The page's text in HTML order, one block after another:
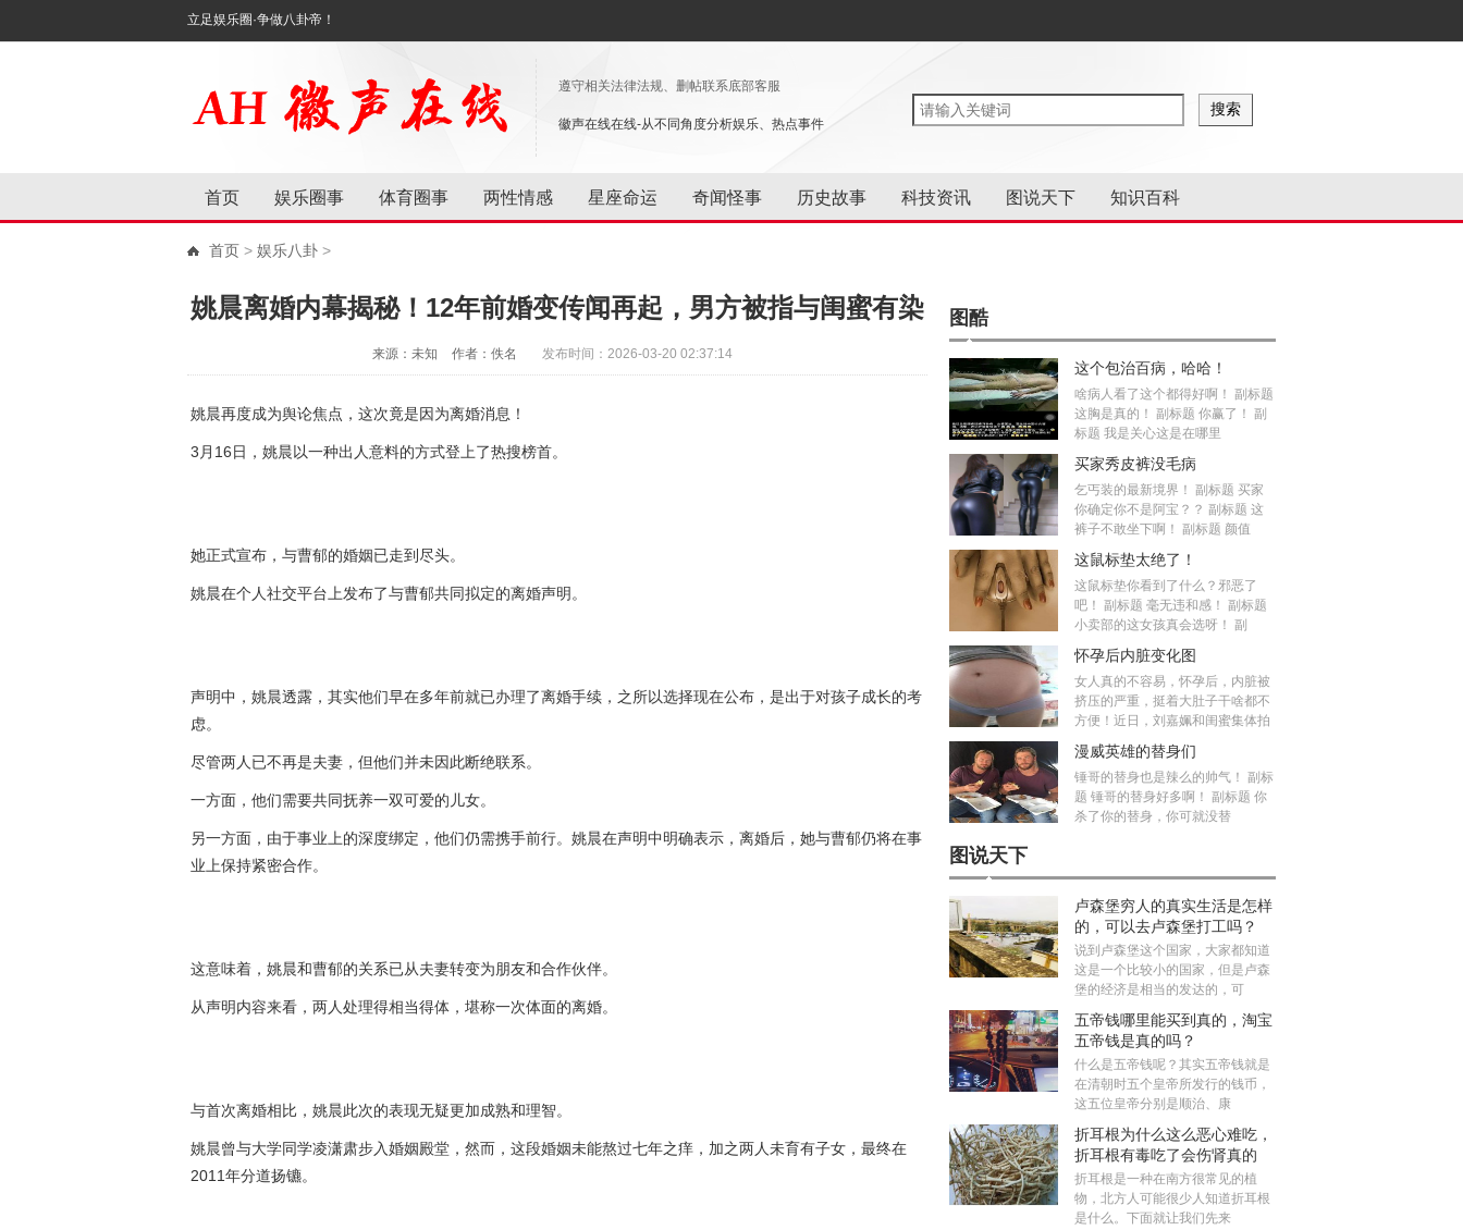
立足娱乐圈·争做八卦帝！
遵守相关法律法规、删帖联系底部客服
徽声在线在线-从不同角度分析娱乐、热点事件
首页 娱乐圈事 体育圈事 两性情感 星座命运 奇闻怪事 历史故事 科技资讯 图说天下 知识百科
首页 > 娱乐八卦 >
姚晨离婚内幕揭秘！12年前婚变传闻再起，男方被指与闺蜜有染
来源：未知 作者：佚名 发布时间：2026-03-20 02:37:14
姚晨再度成为舆论焦点，这次竟是因为离婚消息！
3月16日，姚晨以一种出人意料的方式登上了热搜榜首。
她正式宣布，与曹郁的婚姻已走到尽头。
姚晨在个人社交平台上发布了与曹郁共同拟定的离婚声明。
声明中，姚晨透露，其实他们早在多年前就已办理了离婚手续，之所以选择现在公布，是出于对孩子成长的考
虑。
尽管两人已不再是夫妻，但他们并未因此断绝联系。
一方面，他们需要共同抚养一双可爱的儿女。
另一方面，由于事业上的深度绑定，他们仍需携手前行。姚晨在声明中明确表示，离婚后，她与曹郁仍将在事
业上保持紧密合作。
这意味着，姚晨和曹郁的关系已从夫妻转变为朋友和合作伙伴。
从声明内容来看，两人处理得相当得体，堪称一次体面的离婚。
与首次离婚相比，姚晨此次的表现无疑更加成熟和理智。
姚晨曾与大学同学凌潇肃步入婚姻殿堂，然而，这段婚姻未能熬过七年之痒，加之两人未育有子女，最终在
2011年分道扬镳。
图酷
这个包治百病，哈哈！
啥病人看了这个都得好啊！ 副标题
这胸是真的！ 副标题 你赢了！ 副
标题 我是关心这是在哪里
买家秀皮裤没毛病
乞丐装的最新境界！ 副标题 买家
你确定你不是阿宝？？ 副标题 这
裤子不敢坐下啊！ 副标题 颜值
这鼠标垫太绝了！
这鼠标垫你看到了什么？邪恶了
吧！ 副标题 毫无违和感！ 副标题
小卖部的这女孩真会选呀！ 副
怀孕后内脏变化图
女人真的不容易，怀孕后，内脏被
挤压的严重，挺着大肚子干啥都不
方便！近日，刘嘉姵和闺蜜集体拍
漫威英雄的替身们
锤哥的替身也是辣么的帅气！ 副标
题 锤哥的替身好多啊！ 副标题 你
杀了你的替身，你可就没替
图说天下
卢森堡穷人的真实生活是怎样
的，可以去卢森堡打工吗？
说到卢森堡这个国家，大家都知道
这是一个比较小的国家，但是卢森
堡的经济是相当的发达的，可
五帝钱哪里能买到真的，淘宝
五帝钱是真的吗？
什么是五帝钱呢？其实五帝钱就是
在清朝时五个皇帝所发行的钱币，
这五位皇帝分别是顺治、康
折耳根为什么这么恶心难吃，
折耳根有毒吃了会伤肾真的
吗？
折耳根是一种在南方很常见的植
物，北方人可能很少人知道折耳根
是什么。下面就让我们先来